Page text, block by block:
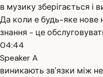
в музику зберігається і
Да коли е будь-яке нове
знання - це
04:44
Speaker A
виникають зв'язки між